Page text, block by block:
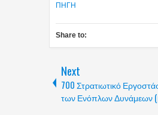
ΠΗΓΗ
Share to:
Next
700 Στρατιωτικό
των Ενόπλων Δυνάμεων